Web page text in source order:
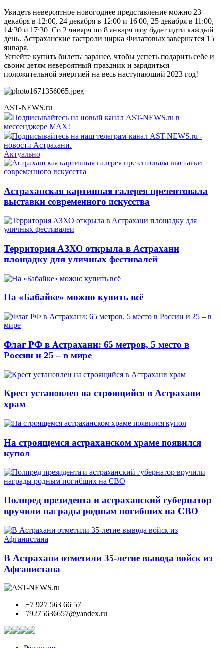
Увидеть невероятное новогоднее представление можно 23
декабря в 12:00, 24 декабря в 12:00 и 16:00, 25 декабря в 11:00,
14:30 и 17:30. Со 2 января по 8 января шоу будет идти каждый
день. Астраханские гастроли цирка Филатовых завершатся 15
января.
Успейте купить билеты заранее, чтобы успеть подарить себе и
своим детям невероятный праздник и зарядиться
положительной энергией на весь наступающий 2023 год!
AST-NEWS.ru
Подписывайтесь на новый канал AST-NEWS.ru в
мессенджере MAX!
Подписывайтесь на наш телеграм-канал AST-NEWS.ru -
новости Астрахани.
Актуально
Астраханская картинная галерея презентовала
выставки современного искусства
Территория АЗХО открыла в Астрахани
площадку для уличных фестивалей
На «Бабайке» можно купить всё
Флаг РФ в Астрахани: 65 метров, 5 место в
России и 25 – в мире
Крест установлен на строящийся в Астрахани
храм
На строящемся астраханском храме появился
купол
Полпред президента и астраханский губернатор
вручили награды родным погибших на СВО
В Астрахани отметили 35-летие вывода войск из
Афганистана
+7 927 563 66 57
79275636657@yandex.ru